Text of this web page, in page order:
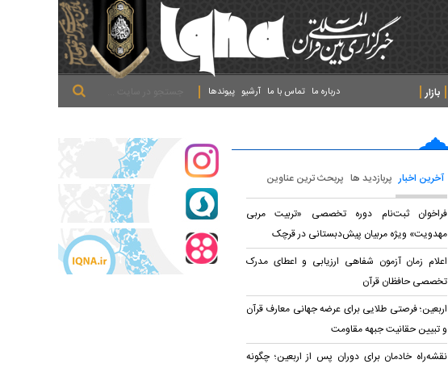
بازار
پیوندها آرشیو تماس با ما درباره ما
آخرین اخبار پربازدید ها پربحث ترین عناوین
فراخوان ثبت‌نام دوره تخصصی «تربیت مربی
مهدویت» ویژه مربیان پیش‌دبستانی در قرچک
اعلام زمان آزمون شفاهی ارزیابی و اعطای مدرک
تخصصی حافظان قرآن
اربعین؛ فرصتی طلایی برای عرضه جهانی معارف قرآن
و تبیین حقانیت جبهه مقاومت
نقشه‌راه خادمان برای دوران پس از اربعین؛ چگونه